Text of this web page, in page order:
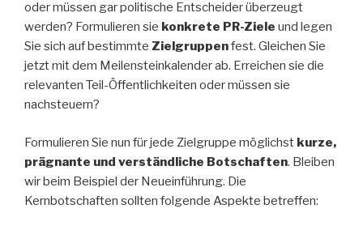
oder müssen gar politische Entscheider überzeugt
werden? Formulieren sie konkrete PR-Ziele und legen
Sie sich auf bestimmte Zielgruppenfest. Gleichen Sie
jetzt mit dem Meilensteinkalender ab. Erreichen sie die
relevanten Teil-Öffentlichkeiten oder müssen sie
nachsteuern?
Formulieren Sie nun für jede Zielgruppe möglichst kurze,
prägnante und verständliche Botschaften. Bleiben
wir beim Beispiel der Neueinführung. Die
Kernbotschaften sollten folgende Aspekte betreffen: